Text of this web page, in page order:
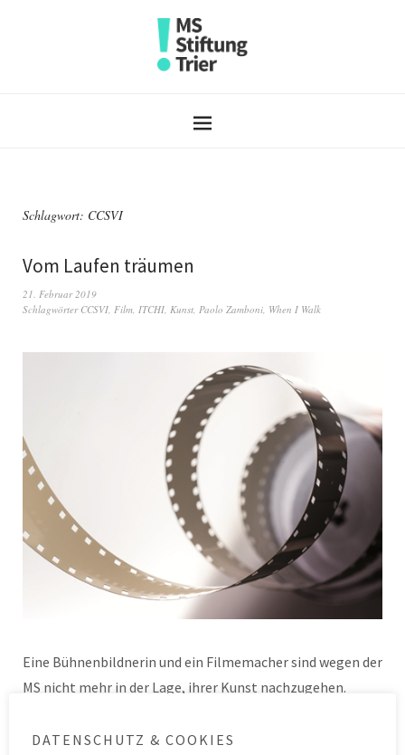
Schlagwort: CCSVI
Vom Laufen träumen
21. Februar 2019
Schlagwörter CCSVI Film ITCHI Kunst Paolo Zamboni When I Walk
Eine Bühnenbildnerin und ein Filmemacher sind wegen der
MS nicht mehr in der Lage, ihrer Kunst nachzugehen.
ihnen zeigt dabei jeweils eine der…
DATENSCHUTZ & COOKIES